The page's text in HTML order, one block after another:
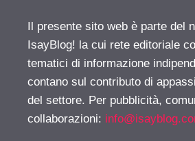
Il presente sito web è parte del
IsayBlog! la cui rete editoriale
tematici di informazione
contano sul contributo di
del settore. Per pubblicità,
collaborazioni: